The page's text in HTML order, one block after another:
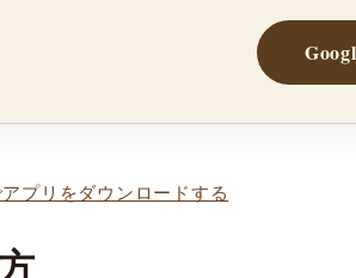
プリをダウンロードする